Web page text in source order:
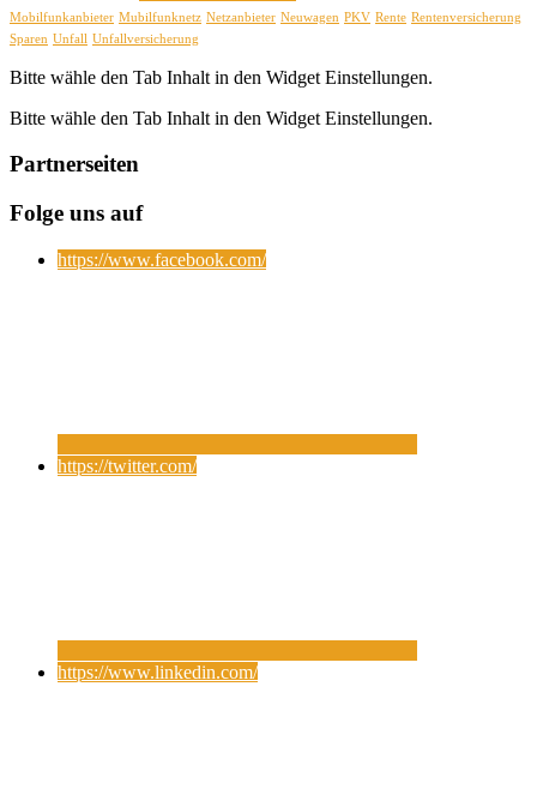
Mobilfunkanbieter Mubilfunknetz Netzanbieter Neuwagen PKV Rente Rentenversicherung
Sparen Unfall Unfallversicherung
Bitte wähle den Tab Inhalt in den Widget Einstellungen.
Bitte wähle den Tab Inhalt in den Widget Einstellungen.
Partnerseiten
Folge uns auf
https://www.facebook.com/
https://twitter.com/
https://www.linkedin.com/